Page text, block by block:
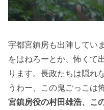
宇都宮鎮房も出陣してい
をはねろーとか、怖くて
ります。長政たちは隠れ
うわー、この鬼ごっこは
宮鎮房役の村田雄浩、こ